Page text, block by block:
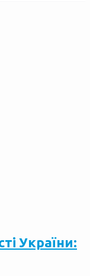
України: